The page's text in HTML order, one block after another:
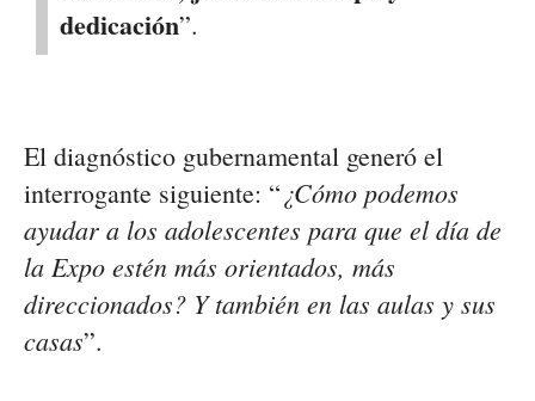
dedicación”.
El diagnóstico gubernamental generó el
interrogante siguiente: “¿Cómo podemos
ayudar a los adolescentes para que el día de
la Expo estén más orientados, más
direccionados? Y también en las aulas y sus
casas”.